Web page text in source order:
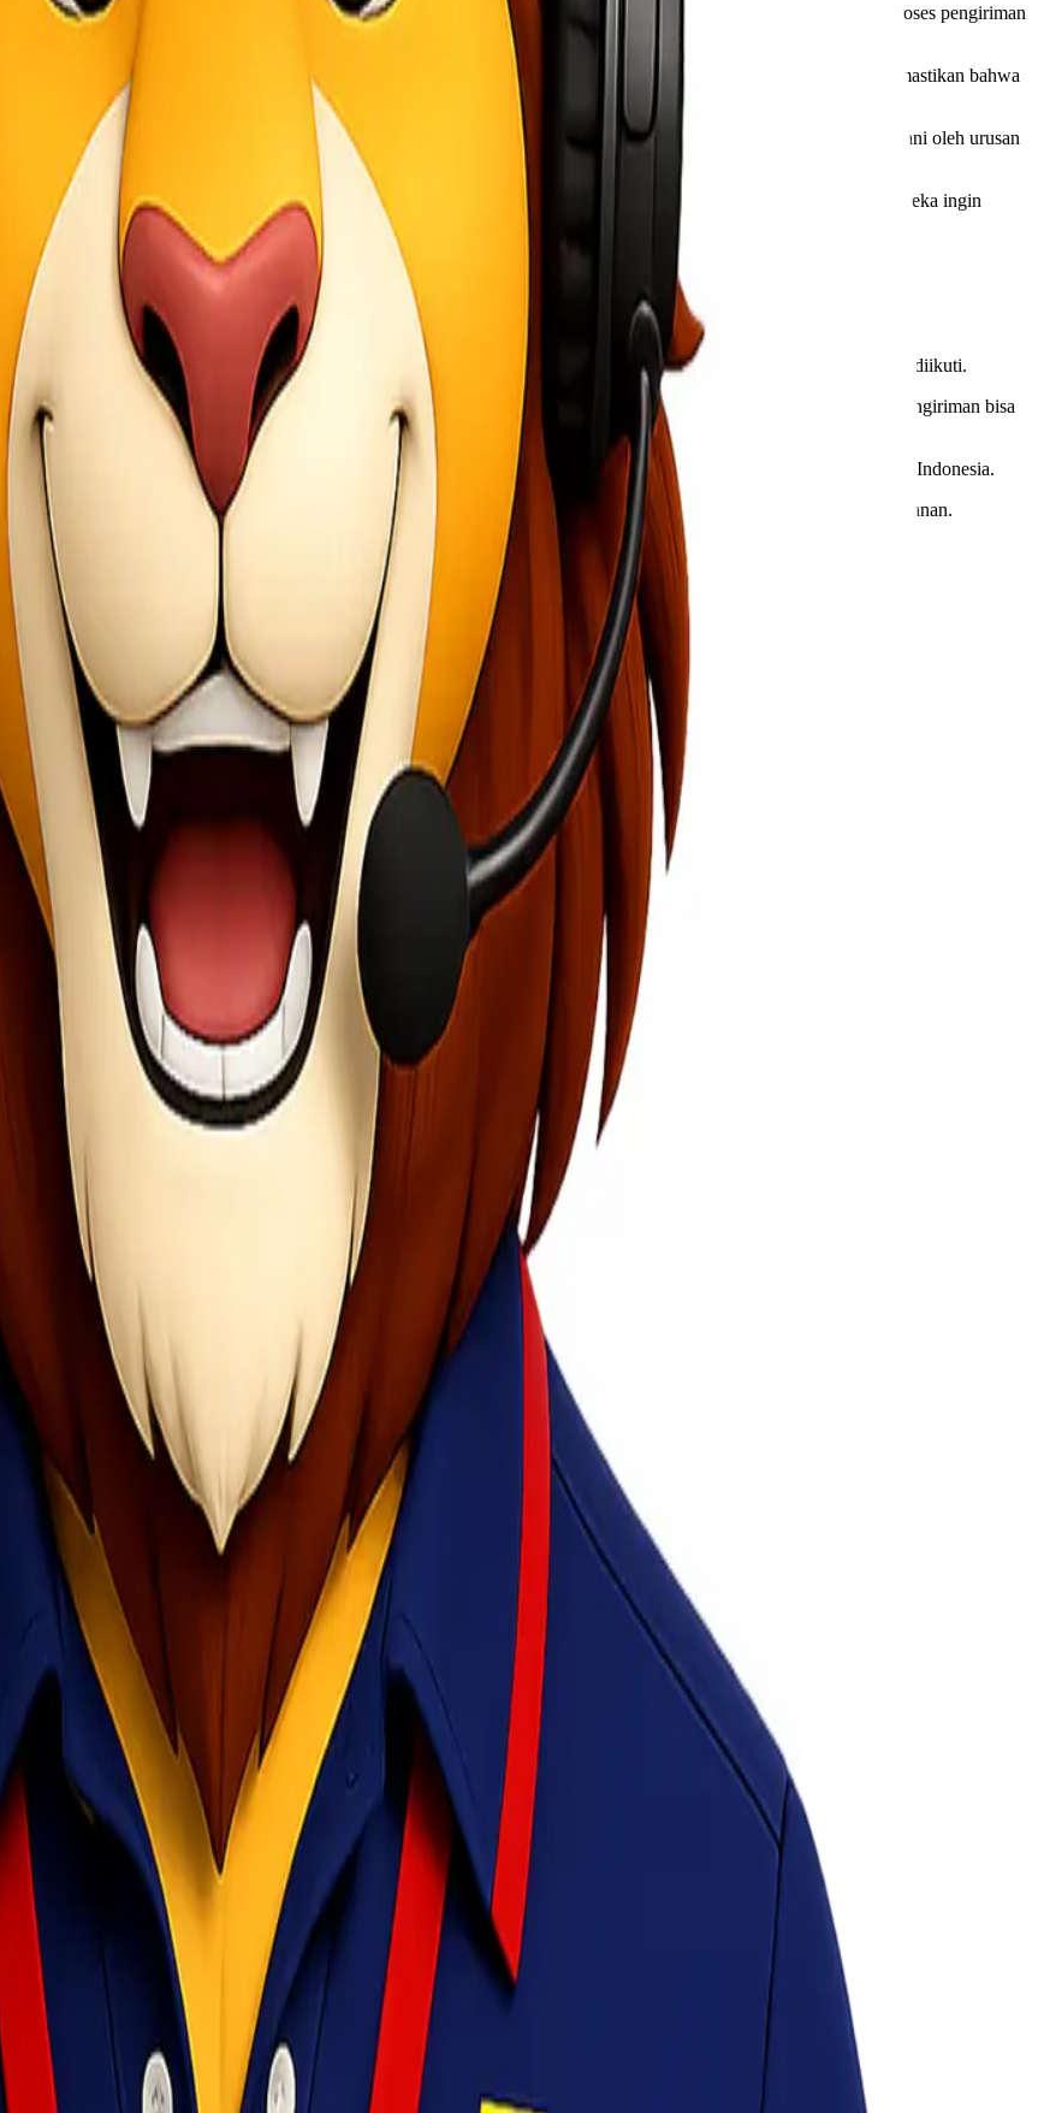
Ketika seseorang kehilangan orang terkasih, situasi tersebut sudah cukup berat tanpa harus memikirkan proses pengiriman
berbagai aspek penting seperti prosedur hukum dan pemenuhan syarat-syarat kesehatan. Layanan profesional memastikan bahwa
bagi keluarga yang berduka. Mereka dapat fokus pada proses berduka dan penghormatan terakhir tanpa harus terbebani oleh urusan
di seluruh Indonesia. Hal ini menjamin bahwa setiap orang dapat kembali ke tempat asalnya atau tempat di mana mereka ingin
terorganisir dengan baik. Ini adalah bentuk dukungan nyata saat masa sulit tiba dalam hidup kita.
Setiap daerah mungkin memiliki kebijakan dan prosedur sendiri, tetapi ada beberapa langkah umum yang perlu diikuti.
ini sangat penting sebagai bukti identitas dan penyebab meninggalnya almarhum. Tanpa dokumen ini, proses pengiriman bisa
Mereka memiliki pengalaman dalam menangani berbagai aspek logistik dan peraturan yang berlaku di setiap wilayah Indonesia.
dalam peti mati yang memenuhi standar kesehatan dan keselamatan agar tidak menimbulkan masalah selama perjalanan.
Ini termasuk izin dari rumah sakit atau otoritas terkait sebelum melakukan pengiriman.
seluruh proses berjalan lancar tanpa kendala berarti selama masa sulit ini.